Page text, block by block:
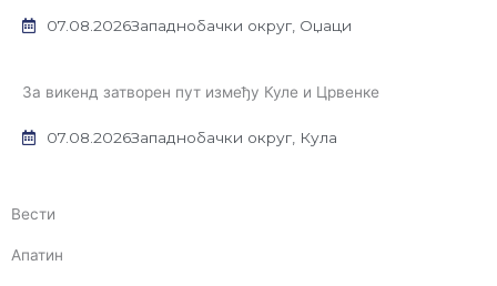
07.08.2026Западнобачки округ, Оџаци
За викенд затворен пут између Куле и Црвенке
07.08.2026Западнобачки округ, Кула
Вести
Апатин